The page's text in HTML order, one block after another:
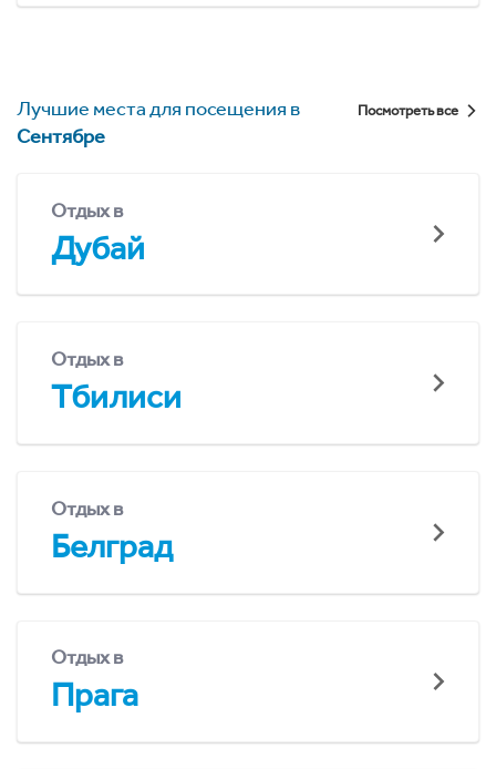
Лучшие места для посещения в
Сентябре
Посмотреть все
Отдых в
Дубай
Отдых в
Тбилиси
Отдых в
Белград
Отдых в
Прага